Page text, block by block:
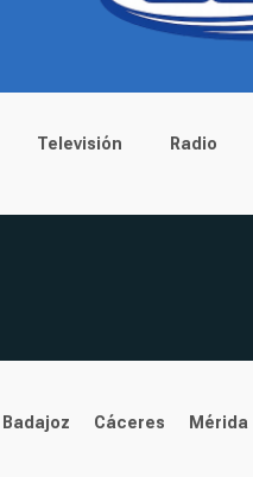
Televisión Radio
Badajoz Cáceres Mérida